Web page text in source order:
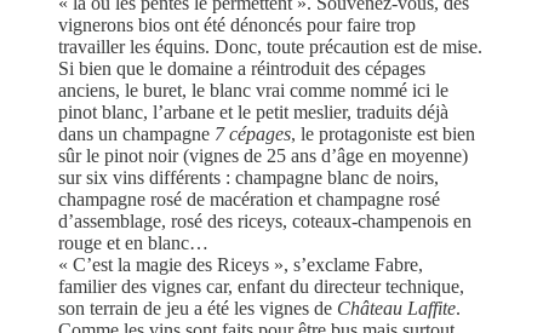
vignerons bios ont été dénoncés pour faire trop
travailler les équins. Donc, toute précaution est de mise.
Si bien que le domaine a réintroduit des cépages
anciens, le buret, le blanc vrai comme nommé ici le
pinot blanc, l’arbane et le petit meslier, traduits déjà
dans un champagne 7 cépages, le protagoniste est bien
sûr le pinot noir (vignes de 25 ans d’âge en moyenne)
sur six vins différents : champagne blanc de noirs,
champagne rosé de macération et champagne rosé
d’assemblage, rosé des riceys, coteaux-champenois en
rouge et en blanc…
« C’est la magie des Riceys », s’exclame Fabre,
familier des vignes car, enfant du directeur technique,
son terrain de jeu a été les vignes de Château Laffite.